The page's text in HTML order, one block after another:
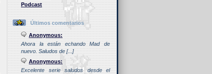
Podcast
Últimos comentarios
Anonymous:
Ahora la están echando Mad de
nuevo. Saludos de [...]
Anonymous:
Excelente serie saludos desde el